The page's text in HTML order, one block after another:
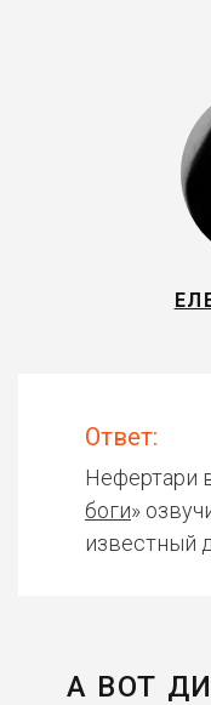
Ответ:
Нефертари
боги»
известный
А ВОТ